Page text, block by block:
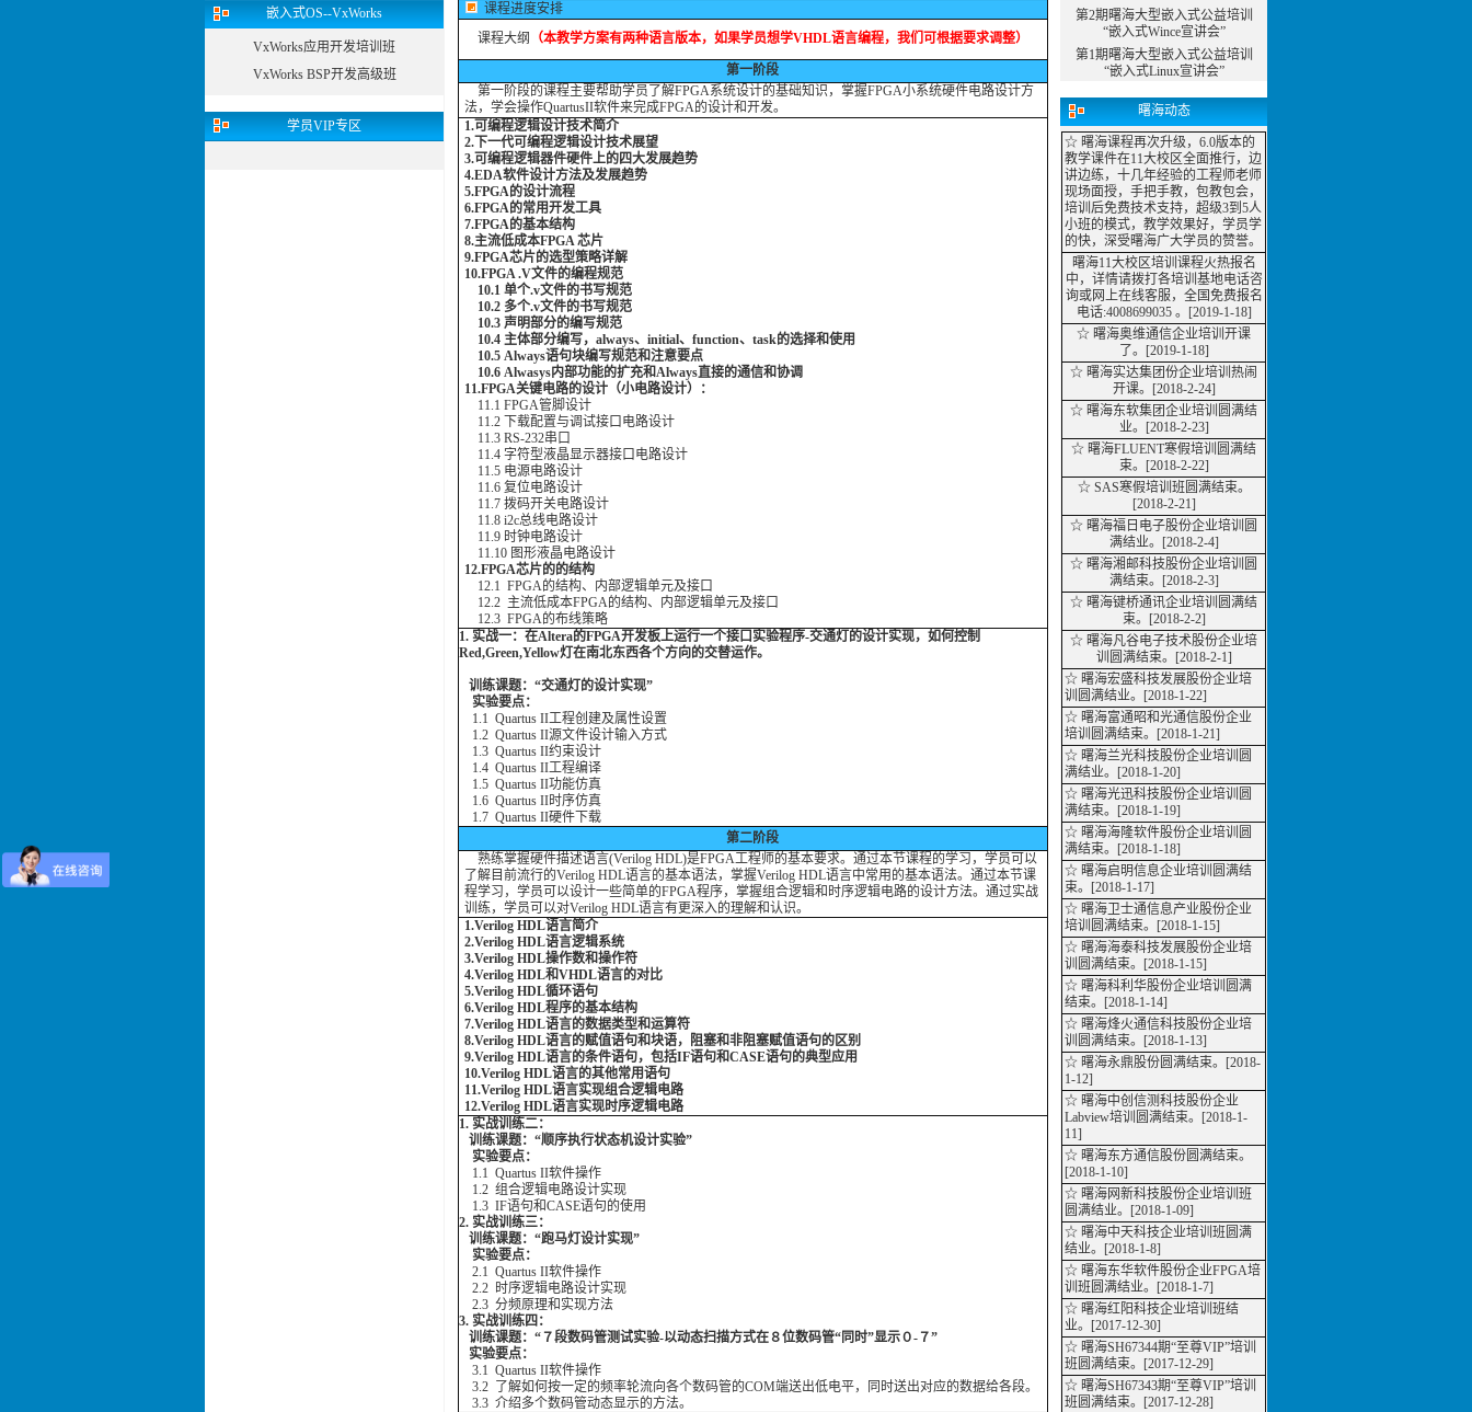
嵌入式OS--VxWorks
VxWorks应用开发培训班
VxWorks BSP开发高级班
学员VIP专区
第2期曙海大型嵌入式公益培训
“嵌入式Wince宣讲会”
第1期曙海大型嵌入式公益培训
“嵌入式Linux宣讲会”
曙海动态
☆ 曙海课程再次升级，6.0版本的
教学课件在11大校区全面推行，边
讲边练，十几年经验的工程师老师
现场面授，手把手教，包教包会，
培训后免费技术支持，超级3到5人
小班的模式，教学效果好，学员学
的快，深受曙海广大学员的赞誉。
曙海11大校区培训课程火热报名
中，详情请拨打各培训基地电话咨
询或网上在线客服，全国免费报名
电话:4008699035 。
[2019-1-18]
☆ 曙海奥维通信企业培训开课
了。[2019-1-18]
☆ 曙海实达集团份企业培训热闹
开课。[2018-2-24]
☆ 曙海东软集团企业培训圆满结
业。[2018-2-23]
☆ 曙海FLUENT寒假培训圆满结
束。[2018-2-22]
☆ SAS寒假培训班圆满结束。
[2018-2-21]
☆ 曙海福日电子股份企业培训圆
满结业。[2018-2-4]
☆ 曙海湘邮科技股份企业培训圆
满结束。[2018-2-3]
☆ 曙海键桥通讯企业培训圆满结
束。[2018-2-2]
☆ 曙海凡谷电子技术股份企业培
训圆满结束。[2018-2-1]
☆ 曙海宏盛科技发展股份企业培
训圆满结业。[2018-1-22]
☆ 曙海富通昭和光通信股份企业
培训圆满结束。[2018-1-21]
☆ 曙海兰光科技股份企业培训圆
满结业。[2018-1-20]
☆ 曙海光迅科技股份企业培训圆
满结束。[2018-1-19]
☆ 曙海海隆软件股份企业培训圆
满结束。[2018-1-18]
☆ 曙海启明信息企业培训圆满结
束。[2018-1-17]
☆ 曙海卫士通信息产业股份企业
培训圆满结束。[2018-1-15]
☆ 曙海海泰科技发展股份企业培
训圆满结束。[2018-1-15]
☆ 曙海科利华股份企业培训圆满
结束。[2018-1-14]
☆ 曙海烽火通信科技股份企业培
训圆满结束。[2018-1-13]
☆ 曙海永鼎股份圆满结束。[2018-
1-12]
☆ 曙海中创信测科技股份企业
Labview培训圆满结束。[2018-1-
11]
☆ 曙海东方通信股份圆满结束。
[2018-1-10]
☆ 曙海网新科技股份企业培训班
圆满结业。[2018-1-09]
☆ 曙海中天科技企业培训班圆满
结业。[2018-1-8]
☆ 曙海东华软件股份企业FPGA培
训班圆满结业。[2018-1-7]
☆ 曙海红阳科技企业培训班结
业。[2017-12-30]
☆ 曙海SH67344期“至尊VIP”培训
班圆满结束。[2017-12-29]
☆ 曙海SH67343期“至尊VIP”培训
班圆满结束。[2017-12-28]
课程进度安排
课程大纲
（本教学方案有两种语言版本，如果学员想学VHDL语言编程，我们可根据要求调整）
第一阶段
第一阶段的课程主要帮助学员了解FPGA系统设计的基础知识，掌握FPGA小系统硬件电路设计方
法，学会操作QuartusII软件来完成FPGA的设计和开发。
1.可编程逻辑设计技术简介
2.下一代可编程逻辑设计技术展望
3.可编程逻辑器件硬件上的四大发展趋势
4.EDA软件设计方法及发展趋势
5.FPGA的设计流程
6.FPGA的常用开发工具
7.FPGA的基本结构
8.主流低成本FPGA 芯片
9.FPGA芯片的选型策略详解
10.FPGA .V文件的编程规范
10.1 单个.v文件的书写规范
10.2 多个.v文件的书写规范
10.3 声明部分的编写规范
10.4 主体部分编写，always、initial、function、task的选择和使用
10.5 Always语句块编写规范和注意要点
10.6 Alwasys内部功能的扩充和Always直接的通信和协调
11.FPGA关键电路的设计（小电路设计）：
11.1 FPGA管脚设计
11.2 下载配置与调试接口电路设计
11.3 RS-232串口
11.4 字符型液晶显示器接口电路设计
11.5 电源电路设计
11.6 复位电路设计
11.7 拨码开关电路设计
11.8 i2c总线电路设计
11.9 时钟电路设计
11.10 图形液晶电路设计
12.FPGA芯片的的结构
12.1 FPGA的结构、内部逻辑单元及接口
12.2 主流低成本FPGA的结构、内部逻辑单元及接口
12.3 FPGA的布线策略
1. 实战一：在Altera的FPGA开发板上运行一个接口实验程序-交通灯的设计实现，如何控制
Red,Green,Yellow灯在南北东西各个方向的交替运作。
训练课题：“交通灯的设计实现”
实验要点：
1.1 Quartus II工程创建及属性设置
1.2 Quartus II源文件设计输入方式
1.3 Quartus II约束设计
1.4 Quartus II工程编译
1.5 Quartus II功能仿真
1.6 Quartus II时序仿真
1.7 Quartus II硬件下载
第二阶段
熟练掌握硬件描述语言(Verilog HDL)是FPGA工程师的基本要求。通过本节课程的学习，学员可以
了解目前流行的Verilog HDL语言的基本语法，掌握Verilog HDL语言中常用的基本语法。通过本节课
程学习，学员可以设计一些简单的FPGA程序，掌握组合逻辑和时序逻辑电路的设计方法。通过实战
训练，学员可以对Verilog HDL语言有更深入的理解和认识。
1.Verilog HDL语言简介
2.Verilog HDL语言逻辑系统
3.Verilog HDL操作数和操作符
4.Verilog HDL和VHDL语言的对比
5.Verilog HDL循环语句
6.Verilog HDL程序的基本结构
7.Verilog HDL语言的数据类型和运算符
8.Verilog HDL语言的赋值语句和块语，阻塞和非阻塞赋值语句的区别
9.Verilog HDL语言的条件语句，包括IF语句和CASE语句的典型应用
10.Verilog HDL语言的其他常用语句
11.Verilog HDL语言实现组合逻辑电路
12.Verilog HDL语言实现时序逻辑电路
1. 实战训练二：
训练课题：“顺序执行状态机设计实验”
实验要点：
1.1 Quartus II软件操作
1.2 组合逻辑电路设计实现
1.3 IF语句和CASE语句的使用
2. 实战训练三：
训练课题：“跑马灯设计实现”
实验要点：
2.1 Quartus II软件操作
2.2 时序逻辑电路设计实现
2.3 分频原理和实现方法
3. 实战训练四：
训练课题：“７段数码管测试实验-以动态扫描方式在８位数码管“同时”显示０-７”
实验要点：
3.1 Quartus II软件操作
3.2 了解如何按一定的频率轮流向各个数码管的COM端送出低电平，同时送出对应的数据给各段。
3.3 介绍多个数码管动态显示的方法。